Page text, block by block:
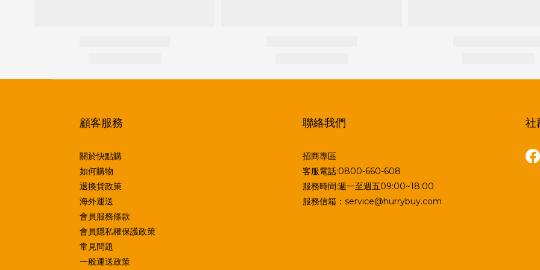
顧客服務
關於快點購
如何購物
退換貨政策
海外運送
會員服務條款
會員隱私權保護政策
常見問題
一般運送政策
聯絡我們
招商專區
客服電話:0800-660-608
服務時間:週一至週五09:00~18:00
服務信箱：service@hurrybuy.com
社